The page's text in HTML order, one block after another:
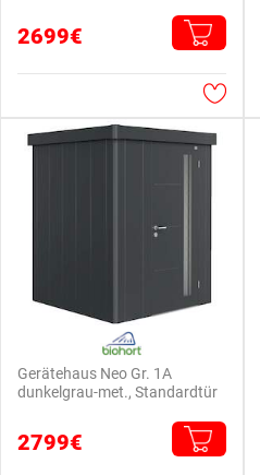
2699€
Gerätehaus Neo Gr. 1A
dunkelgrau-met., Standardtür
2799€